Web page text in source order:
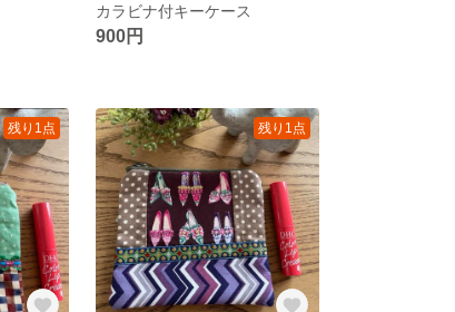
カラビナ付キーケース
900円
残り1点 残り1点